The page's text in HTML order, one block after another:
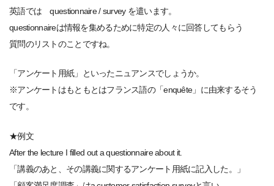
英語では questionnaire / survey を遣います。
questionnaireは情報を集めるために特定の人々に回答してもらう
質問のリストのことですね。
「アンケート用紙」といったニュアンスでしょうか。
※アンケートはもともとはフランス語の「enquête」に由来するそう
です。
★例文
After the lecture I filled out a questionnaire about it.
「講義のあと、その講義に関するアンケート用紙に記入した。」